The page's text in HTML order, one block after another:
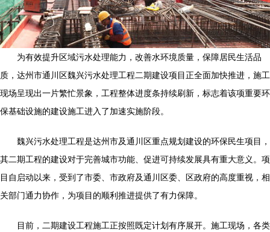
为有效提升区域污水处理能力，改善水环境质量，保障居民生活品
质，达州市通川区魏兴污水处理工程二期建设项目正全面加快推进，施工
现场呈现出一片繁忙景象，工程整体进度条持续刷新，标志着该项重要环
保基础设施的建设施工进入了加速实施阶段。
魏兴污水处理工程是达州市及通川区重点规划建设的环保民生项目，
其二期工程的建设对于完善城市功能、促进可持续发展具有重大意义。项
目自启动以来，受到了市委、市政府及通川区委、区政府的高度重视，相
关部门通力协作，为项目的顺利推进提供了有力保障。
目前，二期建设工程施工正按照既定计划有序展开。施工现场，各类